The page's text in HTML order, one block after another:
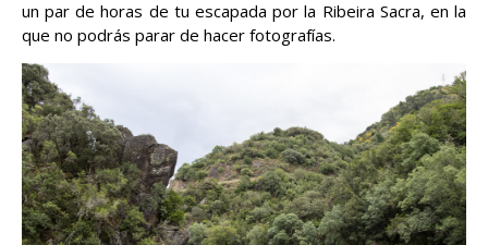
un par de horas de tu escapada por la Ribeira Sacra, en la
que no podrás parar de hacer fotografías.